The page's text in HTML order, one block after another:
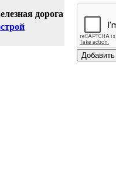
дорога